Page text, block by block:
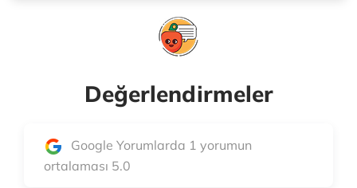
Değerlendirmeler
Google Yorumlarda 1 yorumun
ortalaması 5.0